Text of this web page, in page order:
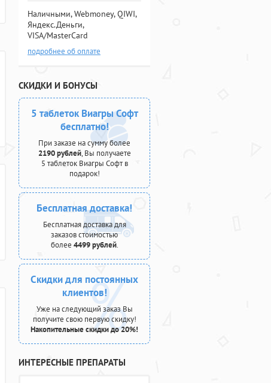
Наличными, Webmoney, QIWI,
Яндекс.Деньги,
VISA/MasterCard
подробнее об оплате
СКИДКИ И БОНУСЫ
5 таблеток Виагры Софт
бесплатно!
При заказе на сумму более
2190 рублей, Вы получаете
5 таблеток Виагры Софт в
подарок!
Бесплатная доставка!
Бесплатная доставка для
заказов стоимостью
более 4499 рублей.
Скидки для постоянных
клиентов!
Уже на следующий заказ Вы
получите свою первую скидку!
Накопительные скидки до 20%!
ИНТЕРЕСНЫЕ ПРЕПАРАТЫ